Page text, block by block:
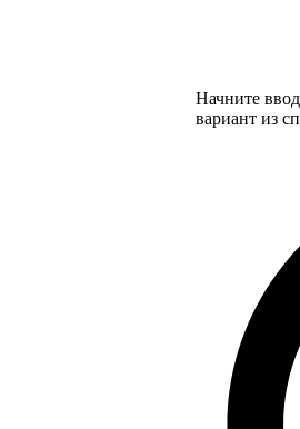
Начните
вариант из